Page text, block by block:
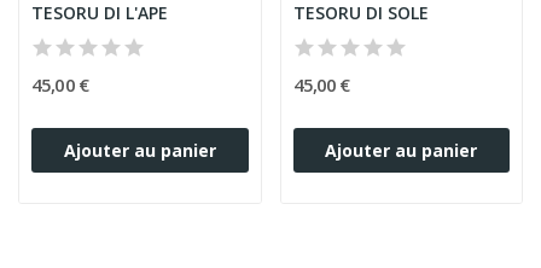
TESORU DI L'APE
45,00 €
Ajouter au panier
TESORU DI SOLE
45,00 €
Ajouter au panier